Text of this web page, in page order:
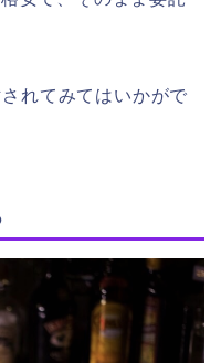
れてみてはいかがで